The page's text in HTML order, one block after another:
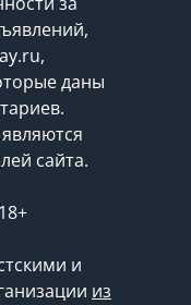
даны
сайта.
и
из